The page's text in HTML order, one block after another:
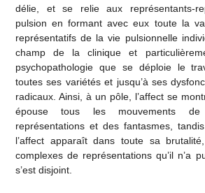
délie, et se relie aux représentants-
pulsion en formant avec eux toute la
représentatifs de la vie pulsionnelle
champ de la clinique et
psychopathologie que se déploie le
toutes ses variétés et jusqu’à ses
radicaux. Ainsi, à un pôle, l’affect se
épouse tous les mouvements
représentations et des fantasmes,
l’affect apparaît dans toute sa
complexes de représentations qu’il n’a
s’est disjoint.